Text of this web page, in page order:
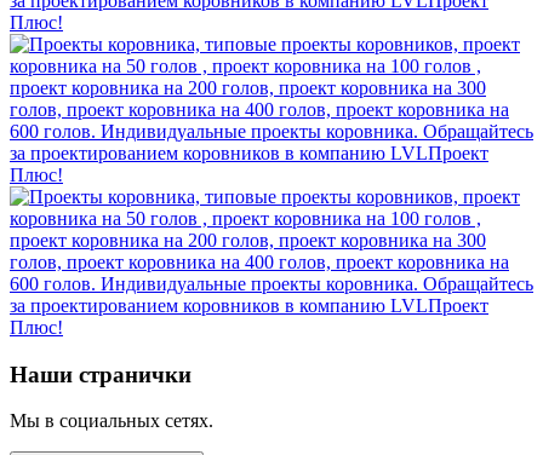
Наши странички
Мы в социальных сетях.